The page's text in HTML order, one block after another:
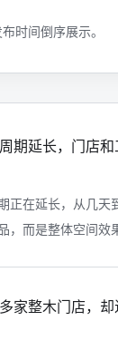
时间倒序展示。
期延长，门店
正在延长，从几天
，而是整体空间效
家整木门店，